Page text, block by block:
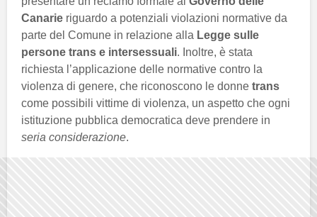
Canarie riguardo a potenziali violazioni normative da
parte del Comune in relazione alla Legge sulle
persone trans e intersessuali. Inoltre, è stata
richiesta l’applicazione delle normative contro la
violenza di genere, che riconoscono le donne trans
come possibili vittime di violenza, un aspetto che ogni
istituzione pubblica democratica deve prendere in
seria considerazione.